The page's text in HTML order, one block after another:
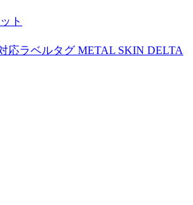
ト
応ラベルタグ METAL SKIN DELTA